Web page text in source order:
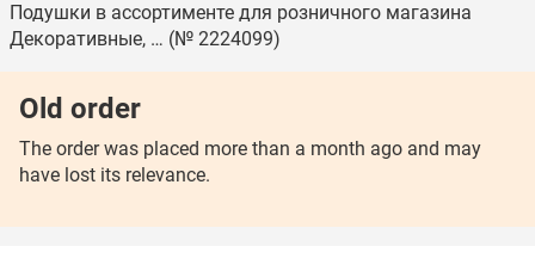
Подушки в ассортименте для розничного магазина
Декоративные, … (№ 2224099)
Old order
The order was placed more than a month ago and may
have lost its relevance.